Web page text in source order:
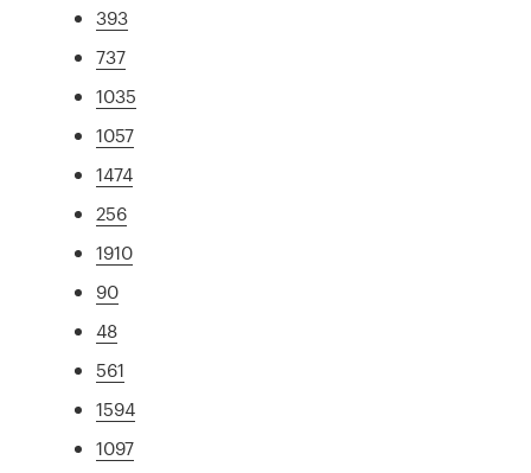
393
737
1035
1057
1474
256
1910
90
48
561
1594
1097